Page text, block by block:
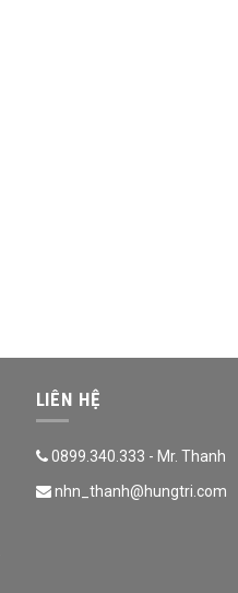
LIÊN HỆ
0899.340.333 - Mr. Thanh
nhn_thanh@hungtri.com